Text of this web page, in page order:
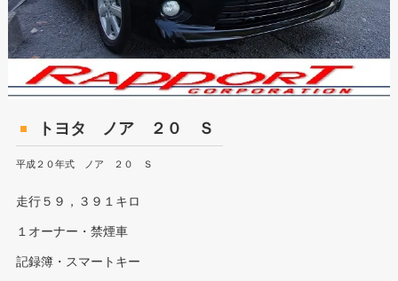
トヨタ ノア ２０ Ｓ
平成２０年式 ノア ２０ Ｓ
走行５９，３９１キロ
１オーナー・禁煙車
記録簿・スマートキー